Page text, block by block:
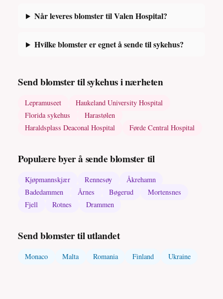
Når leveres blomster til Valen Hospital?
Hvilke blomster er egnet å sende til sykehus?
Send blomster til sykehus i nærheten
Lepramuseet
Haukeland University Hospital
Florida sykehus
Harastølen
Haraldsplass Deaconal Hospital
Førde Central Hospital
Populære byer å sende blomster til
Kjøpmannskjær Rennesøy
Åkrehamn
Badedammen
Årnes Bøgerud
Mortensnes
Fjell
Rotnes Drammen
Send blomster til utlandet
Monaco Malta Romania Finland Ukraine